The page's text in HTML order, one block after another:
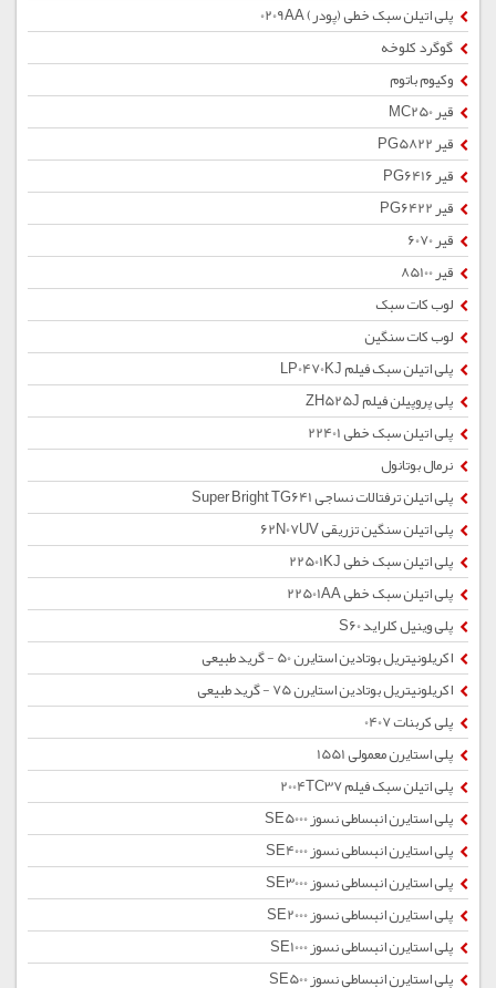
پلی اتیلن سبک خطی (پودر) 0209AA
گوگرد کلوخه
وکیوم باتوم
قیر MC250
قیر PG5822
قیر PG6416
قیر PG6422
قیر 6070
قیر 85100
لوب کات سبک
لوب کات سنگین
پلی اتیلن سبک فیلم LP0470KJ
پلی پروپیلن فیلم ZH525J
پلی اتیلن سبک خطی 22401
نرمال بوتانول
پلی اتیلن ترفتالات نساجی Super Bright TG641
پلی اتیلن سنگین تزریقی 62N07UV
پلی اتیلن سبک خطی 22501KJ
پلی اتیلن سبک خطی 22501AA
پلی وینیل کلراید S60
اکریلونیتریل بوتادین استایرن 50 - گرید طبیعی
اکریلونیتریل بوتادین استایرن 75 - گرید طبیعی
پلی کربنات 0407
پلی استایرن معمولی 1551
پلی اتیلن سبک فیلم 2004TC37
پلی استایرن انبساطی نسوز SE5000
پلی استایرن انبساطی نسوز SE4000
پلی استایرن انبساطی نسوز SE3000
پلی استایرن انبساطی نسوز SE2000
پلی استایرن انبساطی نسوز SE1000
پلی استایرن انبساطی نسوز SE500